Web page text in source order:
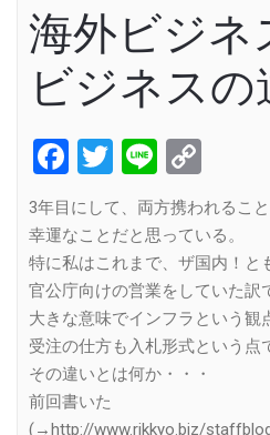
海外ビジネ
ビジネスの
Facebook
Twitter
Line
Link
3年目にして、両方携われるこ
幸運なことだと思っている。
特に私はこれまで、ザ国内！と
官公庁向けの営業をしていた訳
大きな意味でインフラという観
受注の仕方も入札形式という点
その違いとは何か・・・
前回書いた
(→http://www.rikkyo.biz/